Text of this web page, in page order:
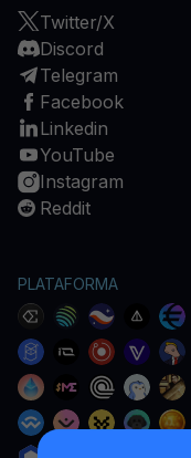
Twitter/X
Discord
Telegram
Facebook
Linkedin
YouTube
Instagram
Reddit
PLATAFORMA